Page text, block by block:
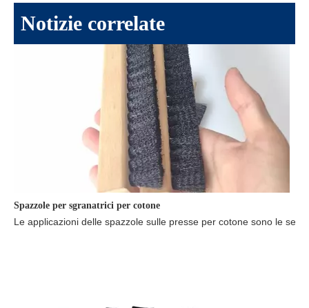
Notizie correlate